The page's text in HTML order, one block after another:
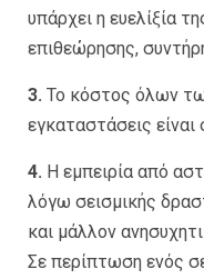
υπάρχει η ευελίξία
επιθεώρησης,
3. Το κόστος όλων
εγκαταστάσεις
4. Η εμπειρία από
λόγω σεισμικής
και μάλλον
Σε περίπτωση ενός